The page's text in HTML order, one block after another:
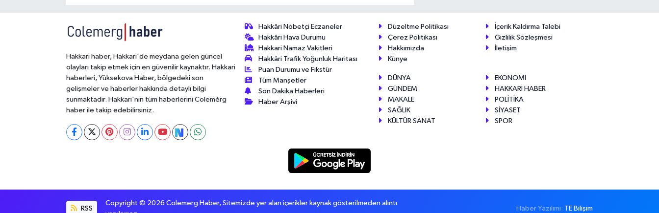
Hakkari haber, Hakkari'de meydana gelen güncel
olayları takip etmek için en güvenilir kaynaktır. Hakkari
haberleri, Yüksekova Haber, bölgedeki son
gelişmeler ve haberler hakkında detaylı bilgi
sunmaktadır. Hakkari'nin tüm haberlerini Colemérg
haber ile takip edebilirsiniz.
Hakkâri Nöbetçi Eczaneler
Hakkâri Hava Durumu
Hakkari Namaz Vakitleri
Hakkâri Trafik Yoğunluk Haritası
Puan Durumu ve Fikstür
Tüm Manşetler
Son Dakika Haberleri
Haber Arşivi
Düzeltme Politikası
İçerik Kaldırma Talebi
Çerez Politikası
Gizlilik Sözleşmesi
Hakkımızda
İletişim
Künye
DÜNYA
EKONOMİ
GÜNDEM
HAKKARİ HABER
MAKALE
POLİTİKA
SAĞLIK
SİYASET
KÜLTÜR SANAT
SPOR
RSS
Copyright © 2026 Colemerg Haber, Sitemizde yer alan içerikler kaynak gösterilmeden alıntı
Haber Yazılımı: TE Bilişim